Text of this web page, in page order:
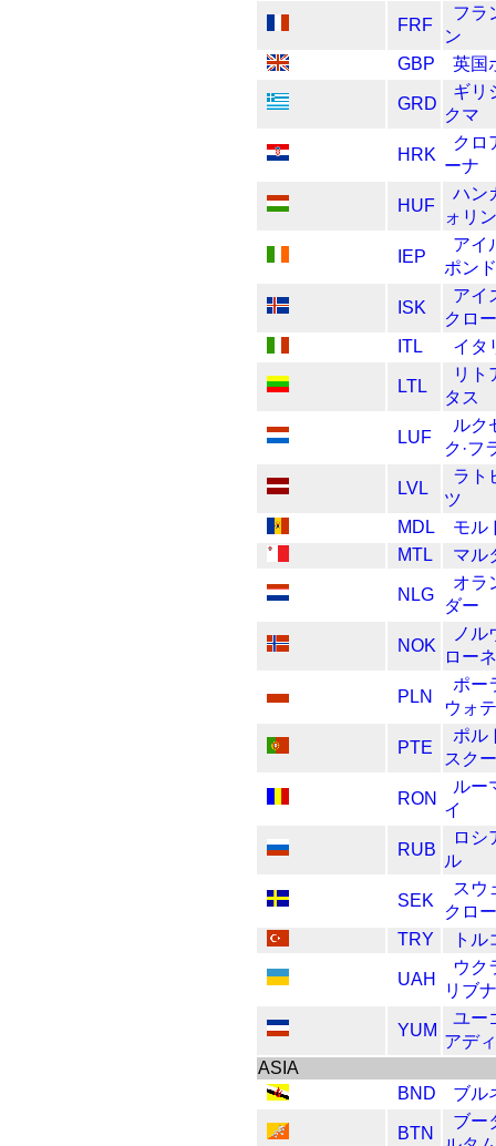
FRF
フラ
ン
GBP
英国
GRD
ギリ
クマ
HRK
クロ
ーナ
HUF
ハン
ォリ
IEP
アイ
ポンド
ISK
アイ
クロ
ITL
イタ
LTL
リト
タス
LUF
ルク
ク·フ
LVL
ラト
ツ
MDL
モル
MTL
マル
NLG
オラ
ダー
NOK
ノル
ローネ
PLN
ポー
ウォ
PTE
ポル
スク
RON
ルー
イ
RUB
ロシ
ル
SEK
スウ
クロ
TRY
トル
UAH
ウク
リブナ
YUM
ユー
アデ
ASIA
BND
ブル
BTN
ブー